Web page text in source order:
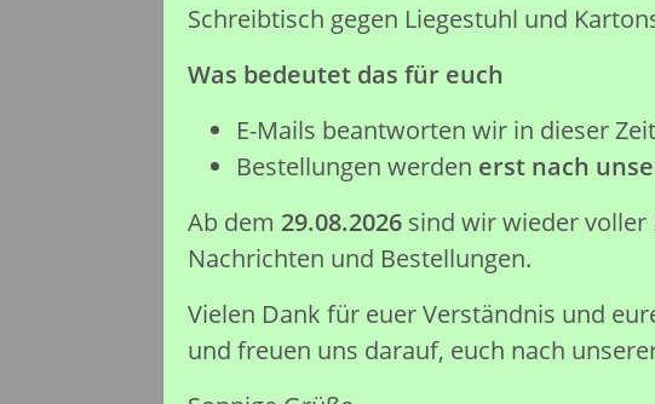
Schreibtisch gegen Liegestuhl und
Was bedeutet das für euch
E-Mails beantworten wir in dieser
Bestellungen werden erst nach
Ab dem 29.08.2026 sind wir wieder
Nachrichten und Bestellungen.
Vielen Dank für euer Verständnis und
und freuen uns darauf, euch nach